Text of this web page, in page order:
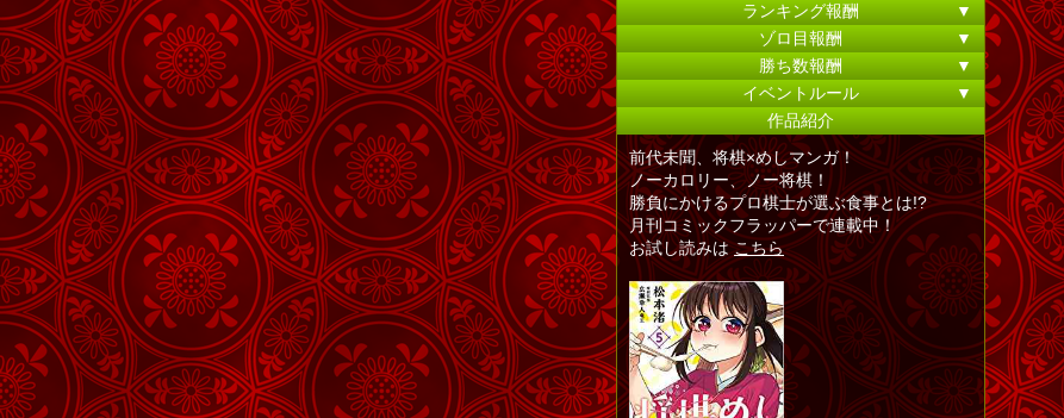
ランキング報酬
▼
ゾロ目報酬
▼
勝ち数報酬
▼
イベントルール
▼
作品紹介
前代未聞、将棋×めしマンガ！
ノーカロリー、ノー将棋！
勝負にかけるプロ棋士が選ぶ食事とは!?
月刊コミックフラッパーで連載中！
お試し読みはこちら